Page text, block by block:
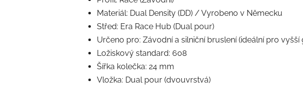
Materiál: Dual Density (DD) / Vyrobeno v Německu
Střed: Era Race Hub (Dual pour)
Určeno pro: Závodní a silniční bruslení (ideální pro vyšší
Ložiskový standard: 608
Šířka kolečka: 24 mm
Vložka: Dual pour (dvouvrstvá)